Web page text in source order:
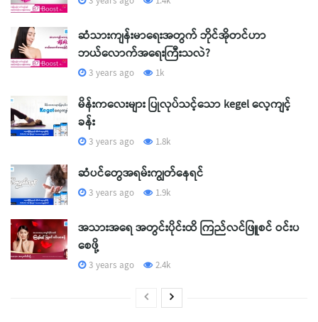
ဆံသားကျန်းမာရေးအတွက် ဘိုင်အိုတင်ဟာ
ဘယ်လောက်အရေးကြီးသလဲ?
3 years ago 1k
မိန်းကလေးများ ပြုလုပ်သင့်သော kegel လေ့ကျင့်
ခန်း
3 years ago 1.8k
ဆံပင်တွေအရမ်းကျွတ်နေရင်
3 years ago 1.9k
အသားအရေ အတွင်းပိုင်းထိ ကြည်လင်ဖြူစင် ဝင်းပ
စေဖို့
3 years ago 2.4k